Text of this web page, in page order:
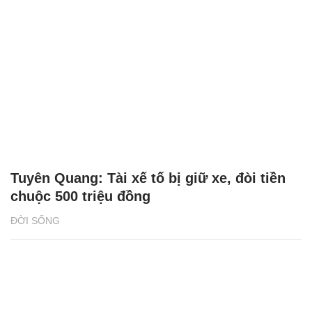
ĐỜI SỐNG
Tuyên Quang: Tài xế tố bị giữ xe, đòi tiền
chuộc 500 triệu đồng